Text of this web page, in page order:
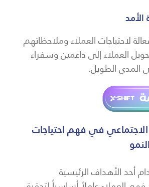
لاحتياجات العملاء وملاحظاتهم
العملاء إلى داعمين وسفراء
المدى الطويل.
في فهم احتياجات
أحد الأهداف الرئيسية